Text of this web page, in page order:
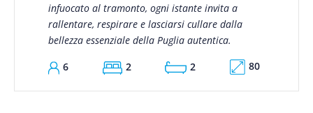
infuocato al tramonto, ogni istante invita a
rallentare, respirare e lasciarsi cullare dalla
bellezza essenziale della Puglia autentica.
6
2 2 80